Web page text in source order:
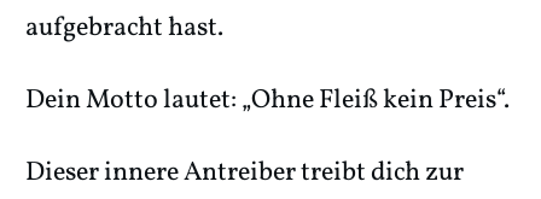
aufgebracht hast.
Dein Motto lautet: „Ohne Fleiß kein Preis“.
Dieser innere Antreiber treibt dich zur